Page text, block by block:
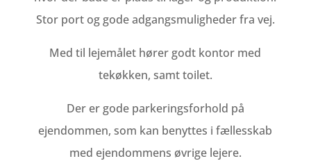
Stor port og gode adgangsmuligheder fra vej.
Med til lejemålet hører godt kontor med
tekøkken, samt toilet.
Der er gode parkeringsforhold på
ejendommen, som kan benyttes i fællesskab
med ejendommens øvrige lejere.